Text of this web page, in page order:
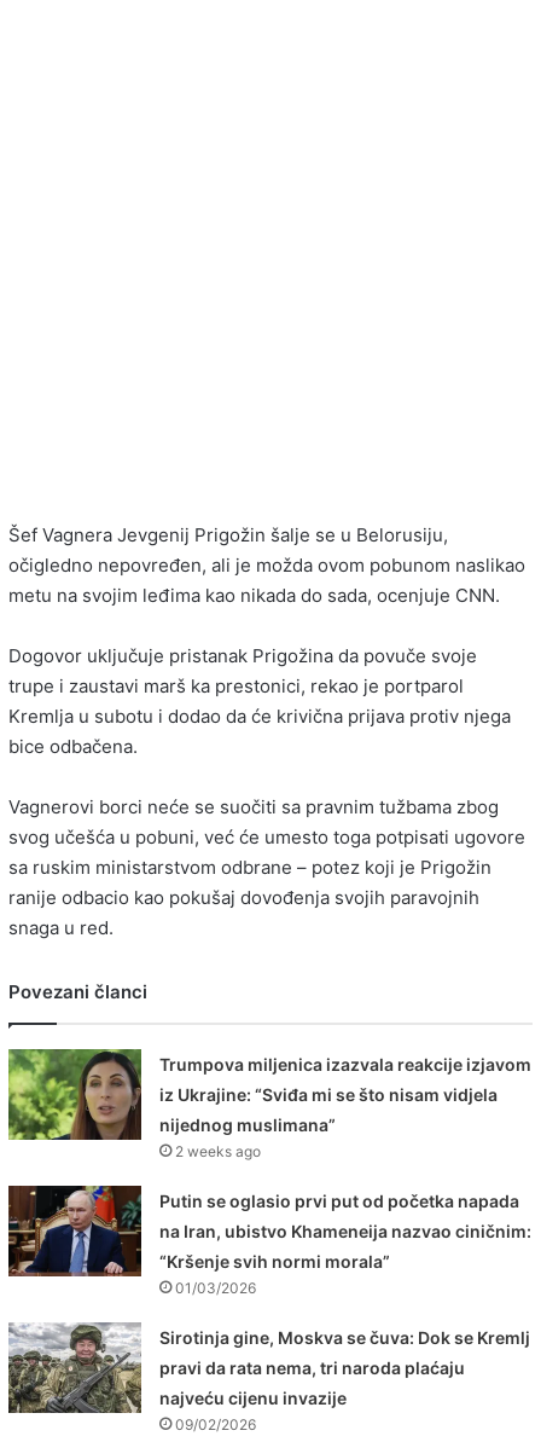
Šef Vagnera Jevgenij Prigožin šalje se u Belorusiju,
očigledno nepovređen, ali je možda ovom pobunom naslikao
metu na svojim leđima kao nikada do sada, ocenjuje CNN.
Dogovor uključuje pristanak Prigožina da povuče svoje
trupe i zaustavi marš ka prestonici, rekao je portparol
Kremlja u subotu i dodao da će krivična prijava protiv njega
bice odbačena.
Vagnerovi borci neće se suočiti sa pravnim tužbama zbog
svog učešća u pobuni, već će umesto toga potpisati ugovore
sa ruskim ministarstvom odbrane – potez koji je Prigožin
ranije odbacio kao pokušaj dovođenja svojih paravojnih
snaga u red.
Povezani članci
Trumpova miljenica izazvala reakcije izjavom
iz Ukrajine: “Sviđa mi se što nisam vidjela
nijednog muslimana”
2 weeks ago
Putin se oglasio prvi put od početka napada
na Iran, ubistvo Khameneija nazvao ciničnim:
“Kršenje svih normi morala”
01/03/2026
Sirotinja gine, Moskva se čuva: Dok se Kremlj
pravi da rata nema, tri naroda plaćaju
najveću cijenu invazije
09/02/2026